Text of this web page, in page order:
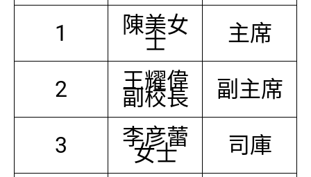
1
陳美女
士 主席
2 王耀偉
副校長 副主席
3 李彦蕾
女士 司庫